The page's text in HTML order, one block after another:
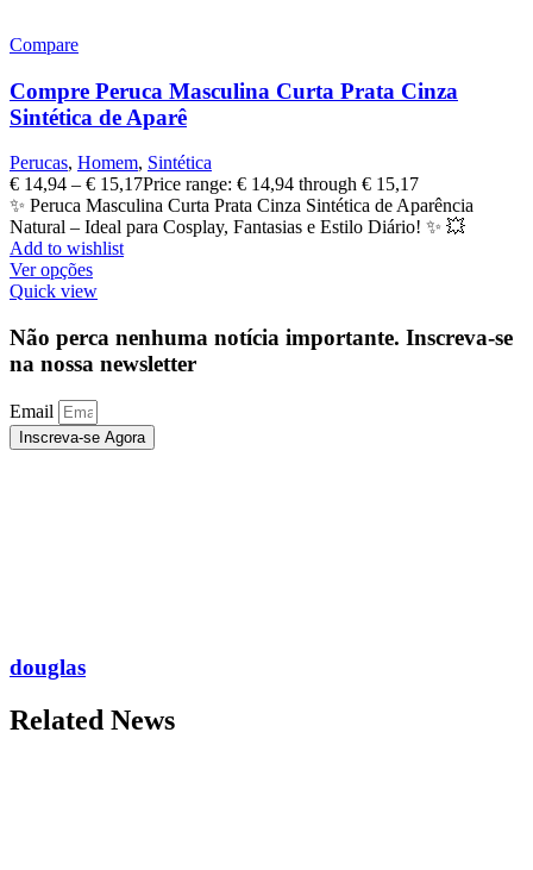
Compare
Compre Peruca Masculina Curta Prata Cinza
Sintética de Aparê
Perucas, Homem, Sintética
€ 14,94 – € 15,17Price range: € 14,94 through € 15,17
✨ Peruca Masculina Curta Prata Cinza Sintética de Aparência
Natural – Ideal para Cosplay, Fantasias e Estilo Diário! ✨ 💥
Add to wishlist
Ver opções
Quick view
Não perca nenhuma notícia importante. Inscreva-se
na nossa newsletter
Email
Inscreva-se Agora
douglas
Related News